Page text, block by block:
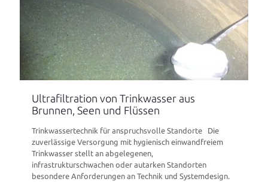
Ultrafiltration von Trinkwasser aus
Brunnen, Seen und Flüssen
Trinkwassertechnik für anspruchsvolle Standorte Die
zuverlässige Versorgung mit hygienisch einwandfreiem
Trinkwasser stellt an abgelegenen,
infrastrukturschwachen oder autarken Standorten
besondere Anforderungen an Technik und Systemdesign.